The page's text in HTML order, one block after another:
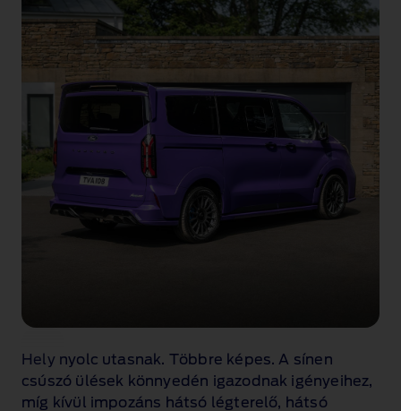
Hely nyolc utasnak. Többre képes. A sínen
csúszó ülések könnyedén igazodnak igényeihez,
míg kívül impozáns hátsó légterelő, hátsó